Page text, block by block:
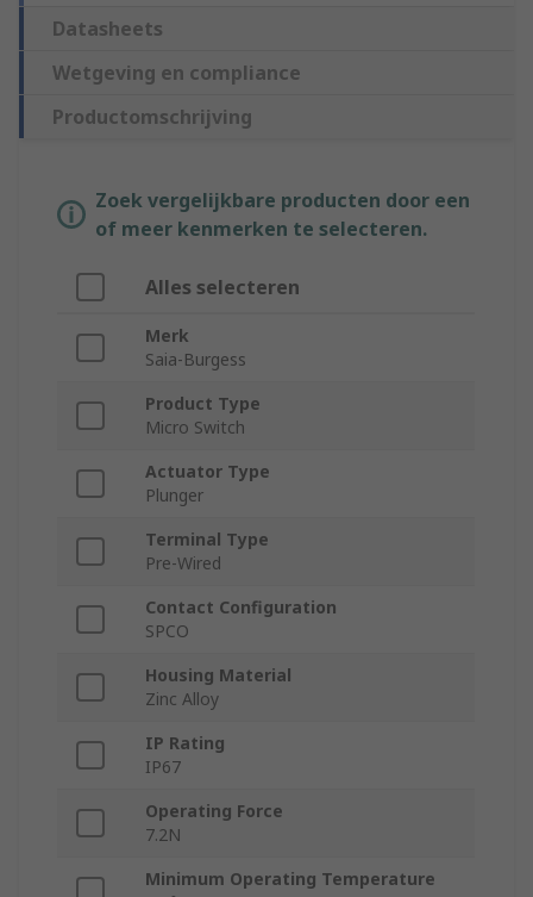
Datasheets
Wetgeving en compliance
Productomschrijving
Zoek vergelijkbare producten door een
of meer kenmerken te selecteren.
Alles selecteren
Merk
Saia-Burgess
Product Type
Micro Switch
Actuator Type
Plunger
Terminal Type
Pre-Wired
Contact Configuration
SPCO
Housing Material
Zinc Alloy
IP Rating
IP67
Operating Force
7.2N
Minimum Operating Temperature